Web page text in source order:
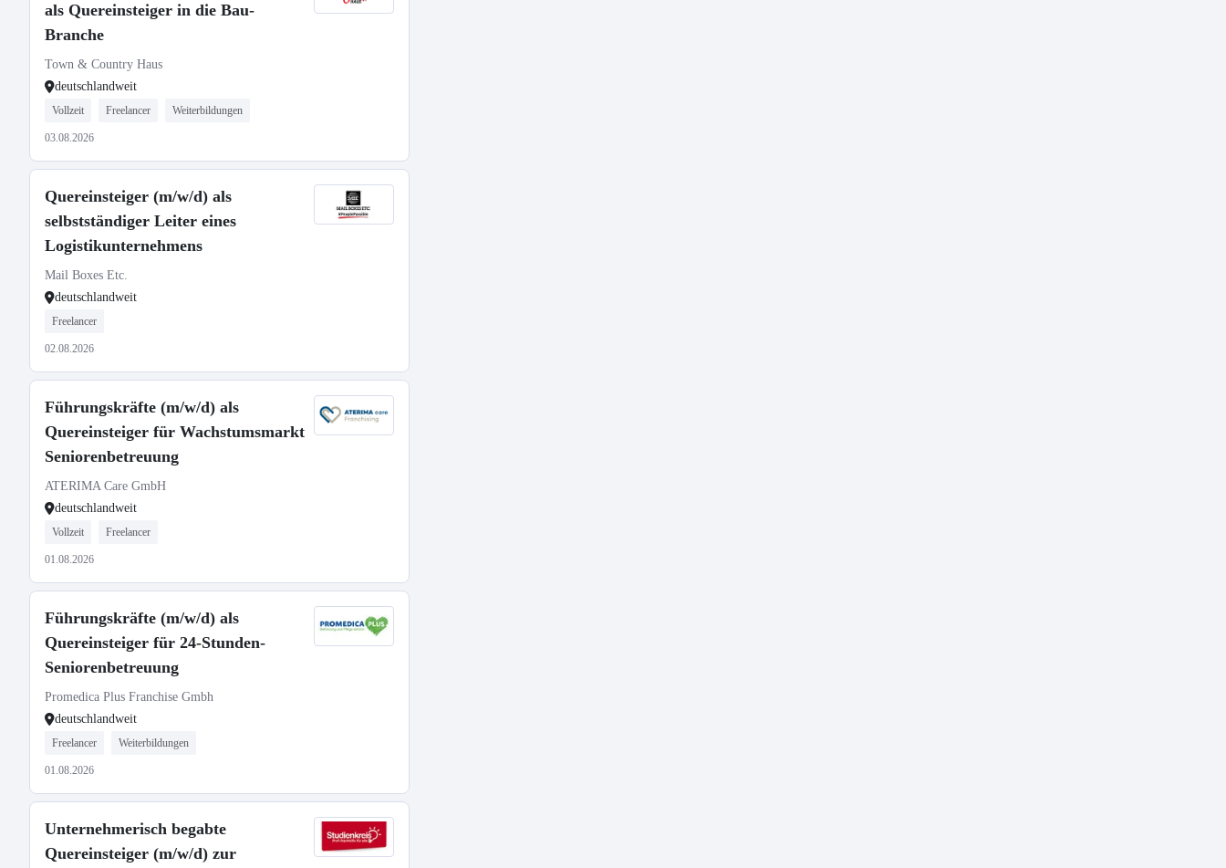
als Quereinsteiger in die Bau-
Branche
Town & Country Haus
deutschlandweit
Vollzeit Freelancer Weiterbildungen
03.08.2026
Quereinsteiger (m/w/d) als
selbstständiger Leiter eines
Logistikunternehmens
Mail Boxes Etc.
deutschlandweit
Freelancer
02.08.2026
Führungskräfte (m/w/d) als
Quereinsteiger für Wachstumsmarkt
Seniorenbetreuung
ATERIMA Care GmbH
deutschlandweit
Vollzeit Freelancer
01.08.2026
Führungskräfte (m/w/d) als
Quereinsteiger für 24-Stunden-
Seniorenbetreuung
Promedica Plus Franchise Gmbh
deutschlandweit
Freelancer Weiterbildungen
01.08.2026
Unternehmerisch begabte
Quereinsteiger (m/w/d) zur